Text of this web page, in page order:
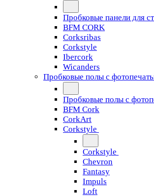
Пробковые панели для
BFM CORK
Corksribas
Corkstyle
Ibercork
Wicanders
Пробковые полы с
Пробковые полы с
BFM Cork
CorkArt
Corkstyle
Corkstyle
Chevron
Fantasy
Impuls
Loft